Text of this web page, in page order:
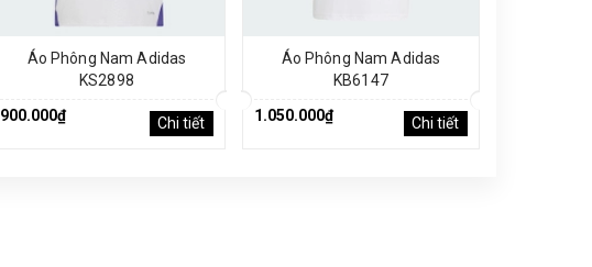
Áo Phông Nam Adidas
KS2898
900.000₫
Chi tiết
Áo Phông Nam Adidas
KB6147
1.050.000₫
Chi tiết